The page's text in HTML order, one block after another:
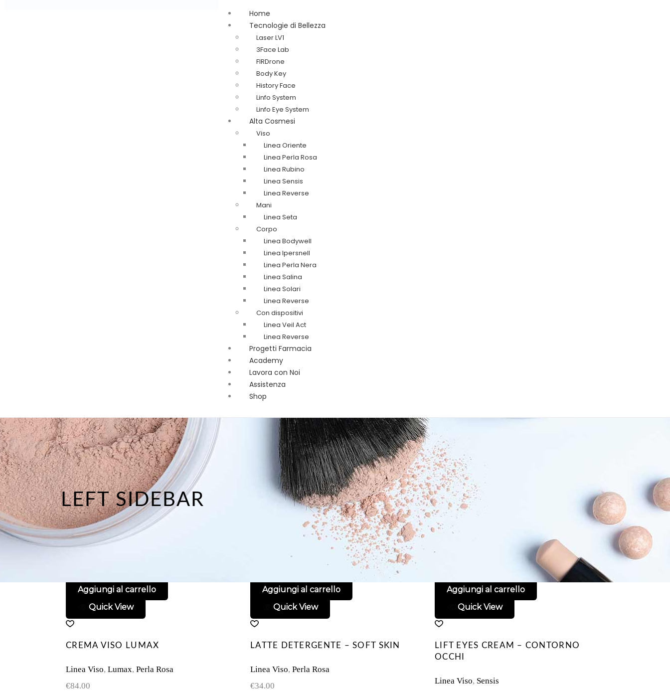
Home
Tecnologie di Bellezza
Laser LV1
3Face Lab
FIRDrone
Body Key
History Face
Linfo System
Linfo Eye System
Alta Cosmesi
Viso
Linea Oriente
Linea Perla Rosa
Linea Rubino
Linea Sensis
Linea Reverse
Mani
Linea Seta
Corpo
Linea Bodywell
Linea Ipersnell
Linea Perla Nera
Linea Salina
Linea Solari
Linea Reverse
Con dispositivi
Linea Veil Act
Linea Reverse
Progetti Farmacia
Academy
Lavora con Noi
Assistenza
Shop
LEFT SIDEBAR
Aggiungi al carrello
Quick View
CREMA VISO LUMAX
Linea Viso, Lumax, Perla Rosa
€84.00
Aggiungi al carrello
Quick View
LATTE DETERGENTE – SOFT SKIN
Linea Viso, Perla Rosa
€34.00
Aggiungi al carrello
Quick View
LIFT EYES CREAM – CONTORNO
OCCHI
Linea Viso, Sensis